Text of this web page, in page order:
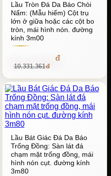
Lầu Tròn Đá Da Báo Chòi
Nấm: (Mẫu hiếm) Cột trụ
lớn ở giữa hoặc các cột bo
tròn, mái hình nón. đường
kính 3m00
10.331.361
Lầu Bát Giác Đá Da Báo
Trống Đồng: Sàn lát đá
chạm mặt trống đồng, mái
hình nón cụt. đường kính
3m80